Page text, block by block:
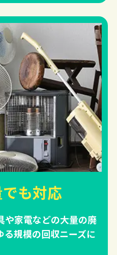
も対応
や家電などの大量の廃
る規模の回収ニーズに